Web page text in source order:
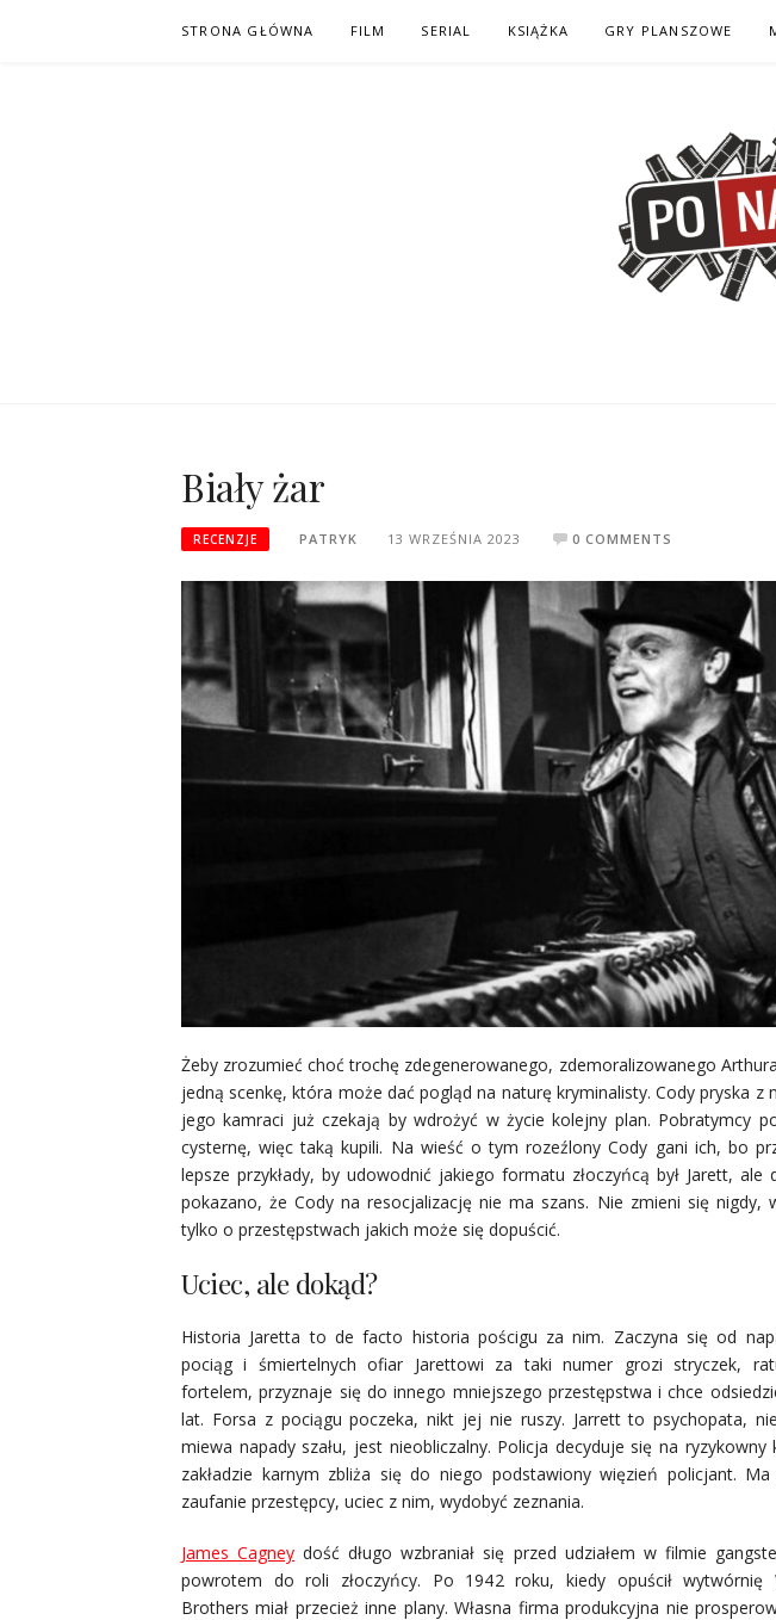
STRONA GŁÓWNA FILM SERIAL KSIĄŻKA GRY PLANSZOWE
Biały żar
RECENZJE PATRYK 13 WRZEŚNIA 2023 0 COMMENTS
Żeby zrozumieć choć trochę zdegenerowanego, zdemoralizowanego
jedną scenkę, która może dać pogląd na naturę kryminalisty. Cody pryska
jego kamraci już czekają by wdrożyć w życie kolejny plan. Pobratymcy
cysternę, więc taką kupili. Na wieść o tym rozeźlony Cody gani ich, bo
lepsze przykłady, by udowodnić jakiego formatu złoczyńcą był Jarett,
pokazano, że Cody na resocjalizację nie ma szans. Nie zmieni się nigdy,
tylko o przestępstwach jakich może się dopuścić.
Uciec, ale dokąd?
Historia Jaretta to de facto historia pościgu za nim. Zaczyna się od
pociąg i śmiertelnych ofiar Jarettowi za taki numer grozi stryczek,
fortelem, przyznaje się do innego mniejszego przestępstwa i chce
lat. Forsa z pociągu poczeka, nikt jej nie ruszy. Jarrett to psychopata,
miewa napady szału, jest nieobliczalny. Policja decyduje się na ryzykowny
zakładzie karnym zbliża się do niego podstawiony więzień policjant. Ma
zaufanie przestępcy, uciec z nim, wydobyć zeznania.
James Cagney dość długo wzbraniał się przed udziałem w filmie
powrotem do roli złoczyńcy. Po 1942 roku, kiedy opuścił wytwórnię
Brothers miał przecież inne plany. Własna firma produkcyjna nie